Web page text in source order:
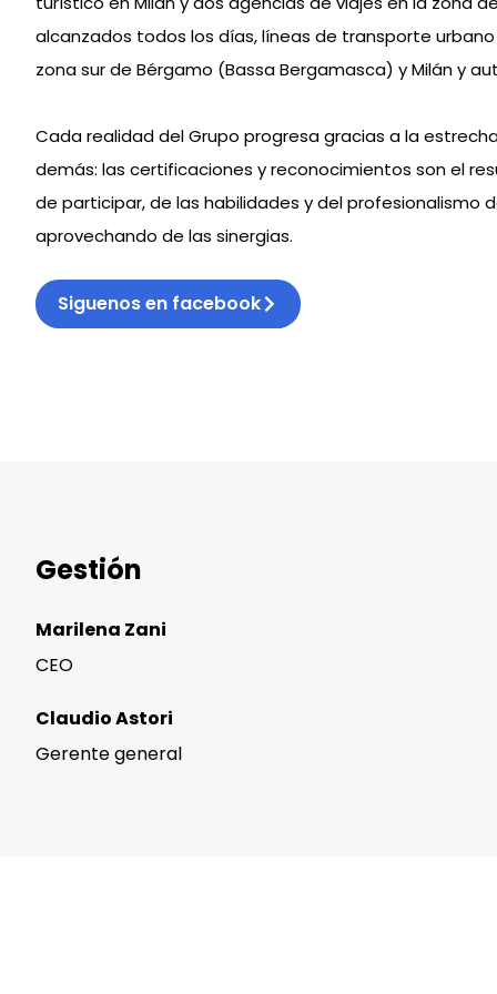
alcanzados todos los días, líneas de transporte urbano
zona sur de Bérgamo (Bassa Bergamasca) y Milán y
Cada realidad del Grupo progresa gracias a la
demás: las certificaciones y reconocimientos son el
de participar, de las habilidades y del profesionalismo
aprovechando de las sinergias.
Siguenos en facebook
Gestión
Marilena Zani
CEO
Claudio Astori
Gerente general